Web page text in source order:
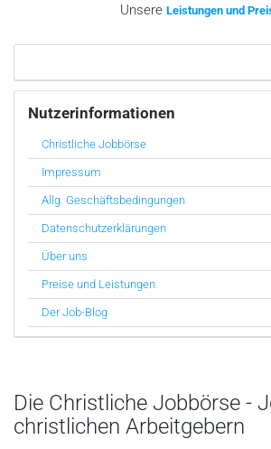
Unsere Leistungen und
Nutzerinformationen
Christliche Jobbörse
Impressum
Allg. Geschäftsbedingungen
Datenschutzerklärungen
Über uns
Preise und Leistungen
Der Job-Blog
Die Christliche Jobbörse -
christlichen Arbeitgebern